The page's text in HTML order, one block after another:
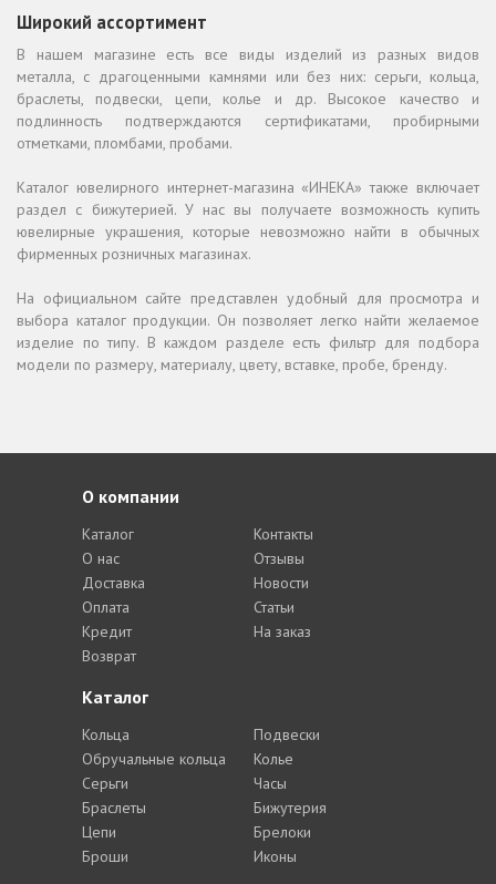
Широкий ассортимент
В нашем магазине есть все виды изделий из разных видов
металла, с драгоценными камнями или без них: серьги, кольца,
браслеты, подвески, цепи, колье и др. Высокое качество и
подлинность подтверждаются сертификатами, пробирными
отметками, пломбами, пробами.
Каталог ювелирного интернет-магазина «ИНЕКА» также включает
раздел с бижутерией. У нас вы получаете возможность купить
ювелирные украшения, которые невозможно найти в обычных
фирменных розничных магазинах.
На официальном сайте представлен удобный для просмотра и
выбора каталог продукции. Он позволяет легко найти желаемое
изделие по типу. В каждом разделе есть фильтр для подбора
модели по размеру, материалу, цвету, вставке, пробе, бренду.
Каталог
Кольца
Обручальные кольца
Серьги
Браслеты
Цепи
Броши
Подвески
Колье
Часы
Бижутерия
Брелоки
Иконы
О компании
Каталог
О нас
Доставка
Оплата
Кредит
Возврат
Контакты
Отзывы
Новости
Статьи
На заказ